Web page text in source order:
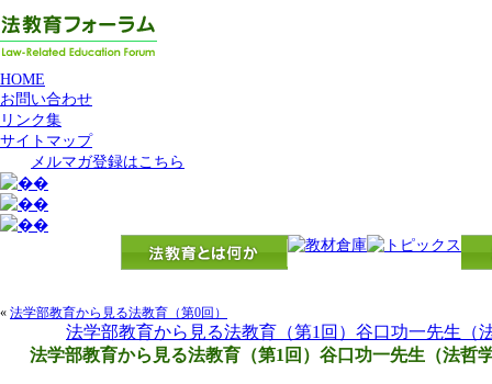
HOME
お問い合わせ
リンク集
サイトマップ
メルマガ登録はこちら
« 法学部教育から見る法教育（第0回）
法学部教育から見る法教育（第1回）谷口功一先生（
法学部教育から見る法教育（第1回）谷口功一先生（法哲